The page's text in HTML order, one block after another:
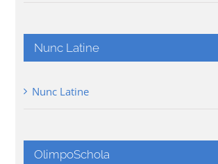
Nunc Latine
Nunc Latine
OlimpoSchola